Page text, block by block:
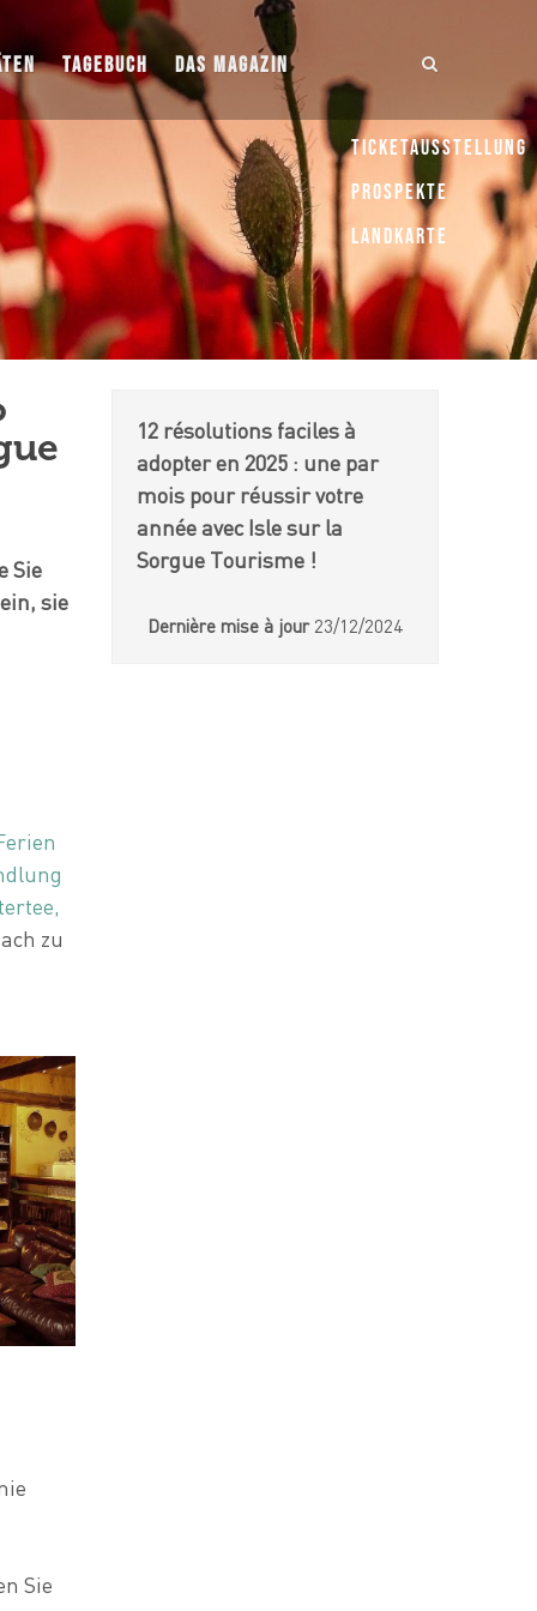
TAGEBUCH DAS MAGAZIN
Sie
sie
zu
Sie
12 résolutions faciles à
adopter en 2025 : une par
mois pour réussir votre
année avec Isle sur la
Sorgue Tourisme !
Dernière mise à jour 23/12/2024
Ticketausstellung
Prospekte
Landkarte